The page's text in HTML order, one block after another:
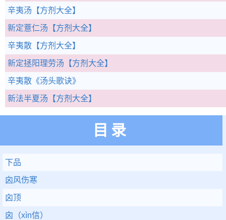
辛夷汤 【方剂大全】
新定薏仁汤 【方剂大全】
辛夷散 【方剂大全】
新定拯阳理劳汤 【方剂大全】
辛夷散 《汤头歌诀》
新法半夏汤 【方剂大全】
目录
下品
囟风伤寒
囟顶
囟（xìn信）